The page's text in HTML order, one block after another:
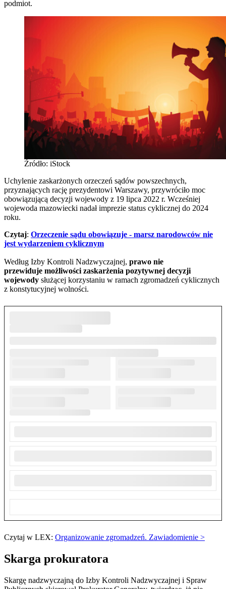
podmiot.
Źródło: iStock
Uchylenie zaskarżonych orzeczeń sądów powszechnych,
przyznających rację prezydentowi Warszawy, przywróciło moc
obowiązującą decyzji wojewody z 19 lipca 2022 r. Wcześniej
wojewoda mazowiecki nadał imprezie status cyklicznej do 2024
roku.
Czytaj: Orzeczenie sądu obowiązuje - marsz narodowców nie
jest wydarzeniem cyklicznym
Według Izby Kontroli Nadzwyczajnej, prawo nie
przewiduje możliwości zaskarżenia pozytywnej decyzji
wojewody służącej korzystaniu w ramach zgromadzeń cyklicznych
z konstytucyjnej wolności.
Czytaj w LEX: Organizowanie zgromadzeń. Zawiadomienie >
Skarga prokuratora
Skargę nadzwyczajną do Izby Kontroli Nadzwyczajnej i Spraw